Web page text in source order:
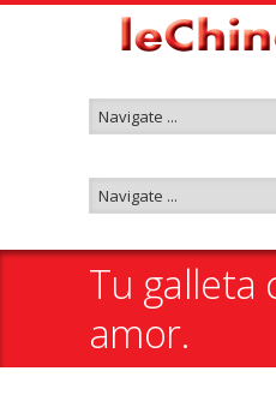
Tu galleta
amor.